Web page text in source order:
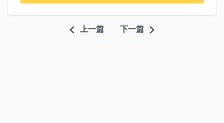
上一篇 下一篇